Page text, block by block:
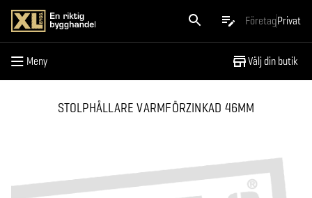
FöretagPrivat
Meny Välj din butik
Meny
STOLPHÅLLARE VARMFÖRZINKAD 46MM